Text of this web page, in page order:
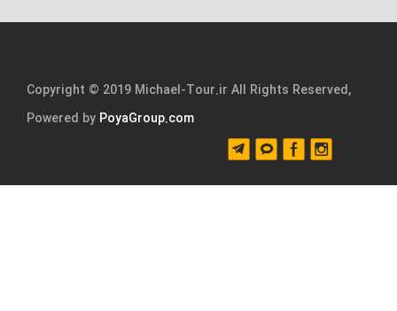
Copyright © 2019 Michael-Tour.ir All Rights Reserved,
Powered by PoyaGroup.com